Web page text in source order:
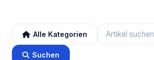
Alle Kategorien
Suchen